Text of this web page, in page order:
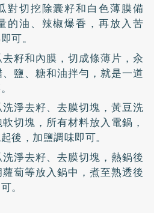
對切挖除囊籽和白色薄膜備
的油、辣椒爆香，再放入苦
可。
籽和內膜，切成條薄片，汆
鹽、糖和油拌勻，就是一道
洗淨去籽、去膜切塊，黃豆洗
切塊，所有材料放入電鍋，
後，加鹽調味即可。
洗淨去籽、去膜切塊，熱鍋後
蔔等放入鍋中，煮至熟透後
。